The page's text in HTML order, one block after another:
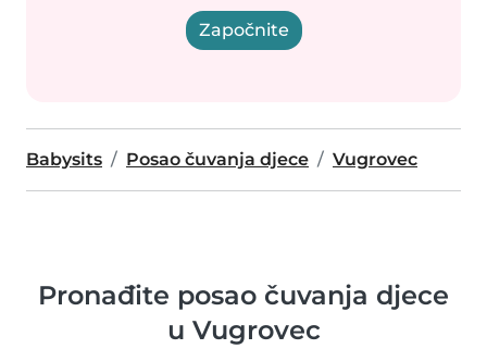
Započnite
Babysits Posao čuvanja djece Vugrovec
Pronađite posao čuvanja djece
u Vugrovec